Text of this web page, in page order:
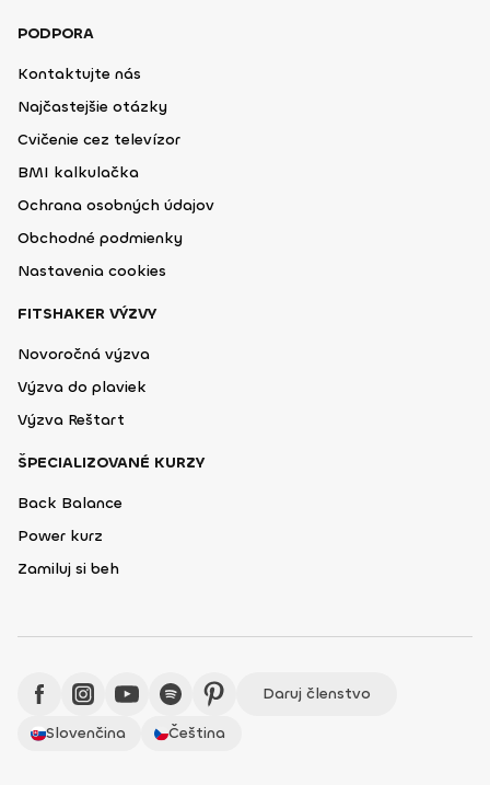
PODPORA
Kontaktujte nás
Najčastejšie otázky
Cvičenie cez televízor
BMI kalkulačka
Ochrana osobných údajov
Obchodné podmienky
Nastavenia cookies
FITSHAKER VÝZVY
Novoročná výzva
Výzva do plaviek
Výzva Reštart
ŠPECIALIZOVANÉ KURZY
Back Balance
Power kurz
Zamiluj si beh
Daruj členstvo
Slovenčina
Čeština